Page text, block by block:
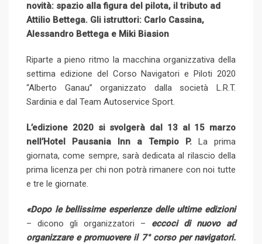
+
I
n
e
U
p
n
e
i
t
e
v
i
E
m
a
t
novità: spazio alla figura del pilota, il tributo ad
Attilio Bettega. Gli istruttori: Carlo Cassina,
Alessandro Bettega e Miki Biasion
Riparte a pieno ritmo la macchina organizzativa della
settima edizione del Corso Navigatori e Piloti 2020
“Alberto Ganau” organizzato dalla società L.R.T.
Sardinia e dal Team Autoservice Sport.
L’edizione 2020 si svolgerà dal 13 al 15 marzo
nell’Hotel Pausania Inn a Tempio P. La prima
giornata, come sempre, sarà dedicata al rilascio della
prima licenza per chi non potrà rimanere con noi tutte
e tre le giornate.
«Dopo le bellissime esperienze delle ultime edizioni
– dicono gli organizzatori – eccoci di nuovo ad
organizzare e promuovere il 7° corso per navigatori.